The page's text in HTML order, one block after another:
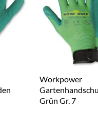
Workpower
Grün Gr. 7